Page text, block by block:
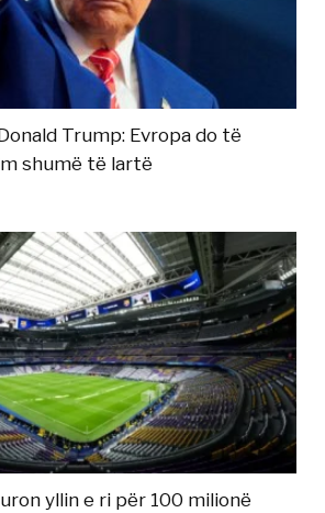
Trump: Evropa do të
shumë të lartë
yllin e ri për 100 milionë